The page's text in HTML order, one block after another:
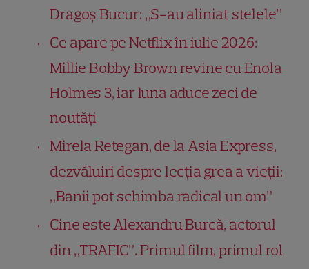
Dragoș Bucur: „S-au aliniat stelele”
Ce apare pe Netflix în iulie 2026:
Millie Bobby Brown revine cu Enola
Holmes 3, iar luna aduce zeci de
noutăți
Mirela Retegan, de la Asia Express,
dezvăluiri despre lecția grea a vieții:
„Banii pot schimba radical un om”
Cine este Alexandru Burcă, actorul
din „TRAFIC”. Primul film, primul rol